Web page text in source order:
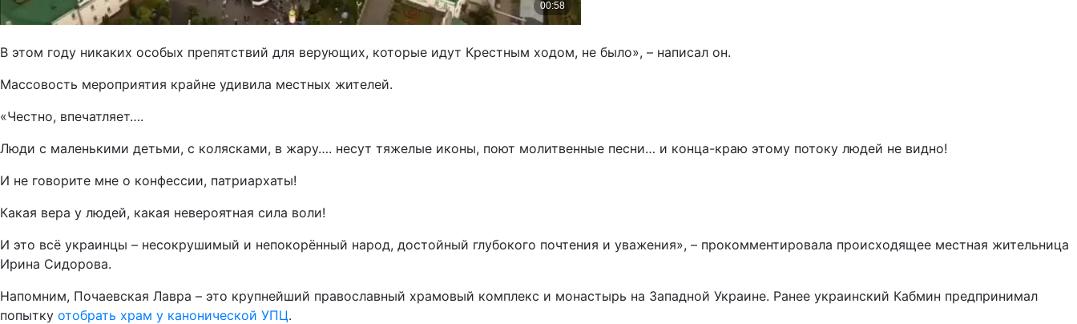
В этом году никаких особых препятствий для верующих, которые идут Крестным ходом, не было», – написал он.
Массовость мероприятия крайне удивила местных жителей.
«Честно, впечатляет….
Люди с маленькими детьми, с колясками, в жару…. несут тяжелые иконы, поют молитвенные песни… и конца-краю этому потоку людей не видно!
И не говорите мне о конфессии, патриархаты!
Какая вера у людей, какая невероятная сила воли!
И это всё украинцы – несокрушимый и непокорённый народ, достойный глубокого почтения и уважения», – прокомментировала происходящее местная жительница
Ирина Сидорова.
Напомним, Почаевская Лавра – это крупнейший православный храмовый комплекс и монастырь на Западной Украине. Ранее украинский Кабмин предпринимал
попытку отобрать храм у канонической УПЦ.